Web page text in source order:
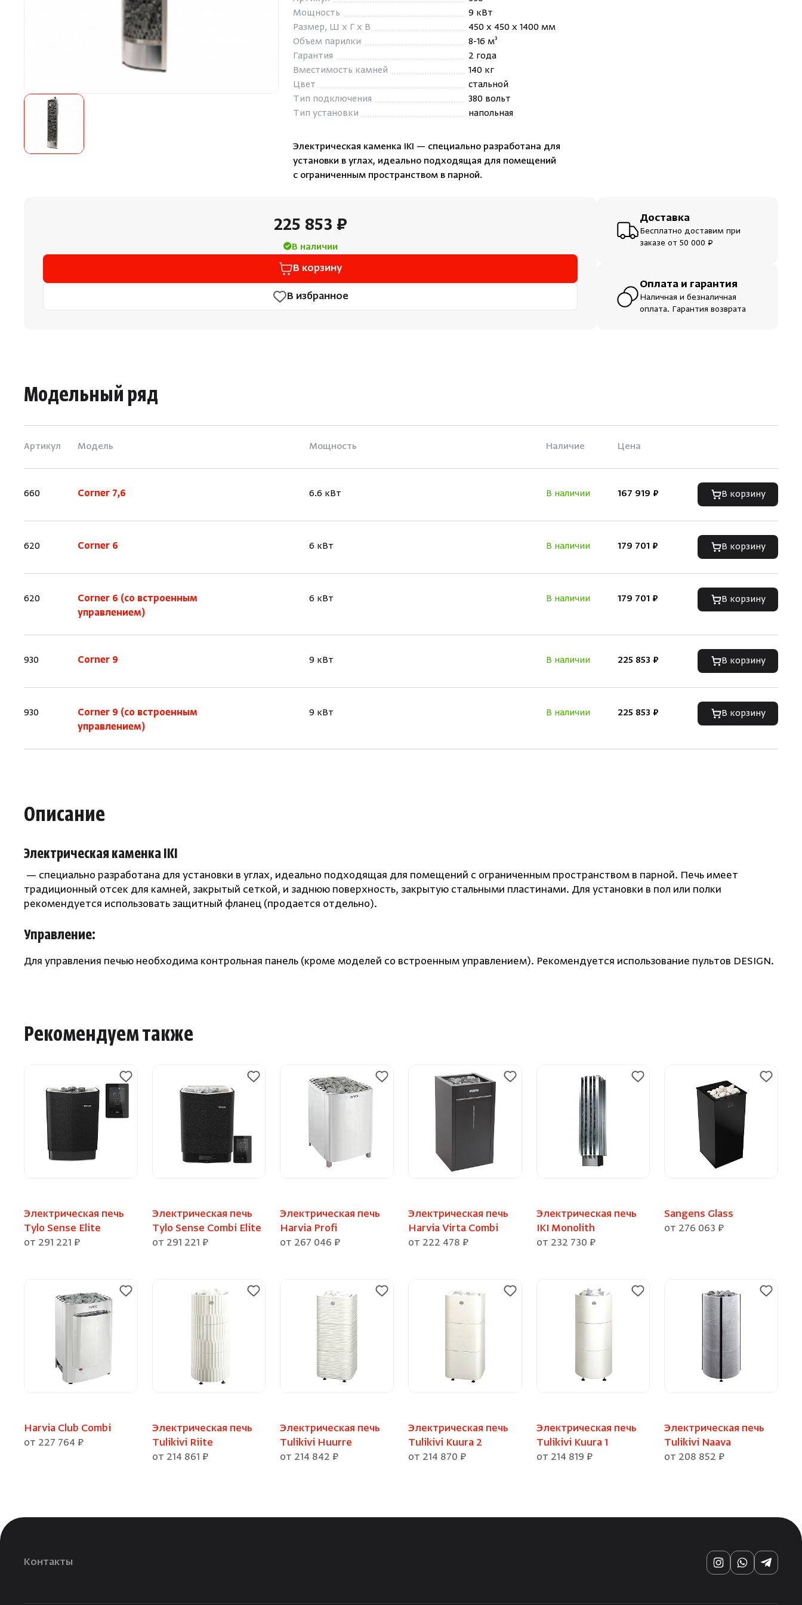
Облицовка и порталы
SPA-оборудование
Аксессуары
Пародушевые
Мощность
9 кВт
Размер, Ш x Г x В
450 x 450 x 1400 мм
Объем парилки
8-16 м³
Гарантия
2 года
Вместимость камней
140 кг
Цвет
стальной
Тип подключения
380 вольт
Тип установки
напольная
Электрическая каменка IKI — специально разработана для
установки в углах, идеально подходящая для помещений
с ограниченным пространством в парной.
225 853 ₽
В наличии
В корзину
В избранное
Доставка
Бесплатно доставим при
заказе от 50 000 ₽
Оплата и гарантия
Наличная и безналичная
оплата. Гарантия возврата
Модельный ряд
Артикул Модель Мощность Наличие Цена
660 Corner 7,6 6.6 кВт В наличии 167 919 ₽ В корзину
620 Corner 6 6 кВт В наличии 179 701 ₽ В корзину
620
Corner 6 (со встроенным
управлением)
6 кВт В наличии 179 701 ₽ В корзину
930 Corner 9 9 кВт В наличии 225 853 ₽ В корзину
930
Corner 9 (со встроенным
управлением)
9 кВт В наличии 225 853 ₽ В корзину
Описание
Электрическая каменка IKI
— специально разработана для установки в углах, идеально подходящая для помещений с ограниченным пространством в парной. Печь имеет
традиционный отсек для камней, закрытый сеткой, и заднюю поверхность, закрытую стальными пластинами. Для установки в пол или полки
рекомендуется использовать защитный фланец (продается отдельно).
Управление:
Для управления печью необходима контрольная панель (кроме моделей со встроенным управлением). Рекомендуется использование пультов DESIGN.
Рекомендуем также
Электрическая печь
Tylo Sense Elite
от 291 221 ₽
Электрическая печь
Tylo Sense Combi Elite
от 291 221 ₽
Электрическая печь
Harvia Profi
от 267 046 ₽
Электрическая печь
Harvia Virta Combi
от 222 478 ₽
Электрическая печь
IKI Monolith
от 232 730 ₽
Sangens Glass
от 276 063 ₽
Harvia Club Combi
от 227 764 ₽
Электрическая печь
Tulikivi Riite
от 214 861 ₽
Электрическая печь
Tulikivi Huurre
от 214 842 ₽
Электрическая печь
Tulikivi Kuura 2
от 214 870 ₽
Электрическая печь
Tulikivi Kuura 1
от 214 819 ₽
Электрическая печь
Tulikivi Naava
от 208 852 ₽
Контакты
InstagramWhatsApp